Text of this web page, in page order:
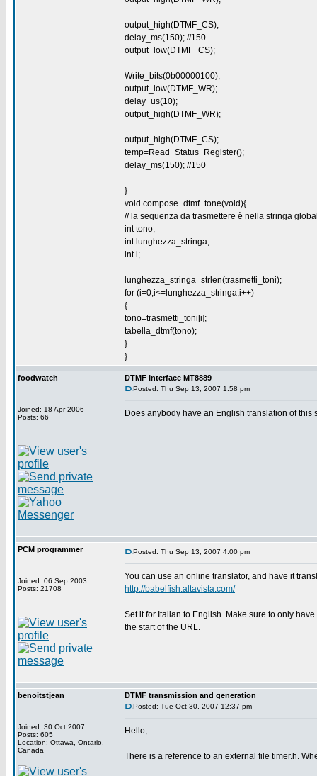
output_high(DTMF_CS);
delay_ms(150); //150
output_low(DTMF_CS);
Write_bits(0b00000100);
output_low(DTMF_WR);
delay_us(10);
output_high(DTMF_WR);
output_high(DTMF_CS);
temp=Read_Status_Register();
delay_ms(150); //150
}
void compose_dtmf_tone(void){
// la sequenza da trasmettere è nella stringa
int tono;
int lunghezza_stringa;
int i;
lunghezza_stringa=strlen(trasmetti_toni);
for (i=0;i<=lunghezza_stringa;i++)
{
tono=trasmetti_toni[i];
tabella_dtmf(tono);
}
}
foodwatch
Joined: 18 Apr 2006
Posts: 66
DTMF Interface MT8889
Posted: Thu Sep 13, 2007 1:58 pm
Does anybody have an English translation of
PCM programmer
Joined: 06 Sep 2003
Posts: 21708
Posted: Thu Sep 13, 2007 4:00 pm
You can use an online translator, and have it
http://babelfish.altavista.com/
Set it for Italian to English. Make sure to only have
the start of the URL.
benoitstjean
Joined: 30 Oct 2007
Posts: 605
Location: Ottawa, Ontario,
Canada
DTMF transmission and generation
Posted: Tue Oct 30, 2007 12:37 pm
Hello,
There is a reference to an external file timer.h.